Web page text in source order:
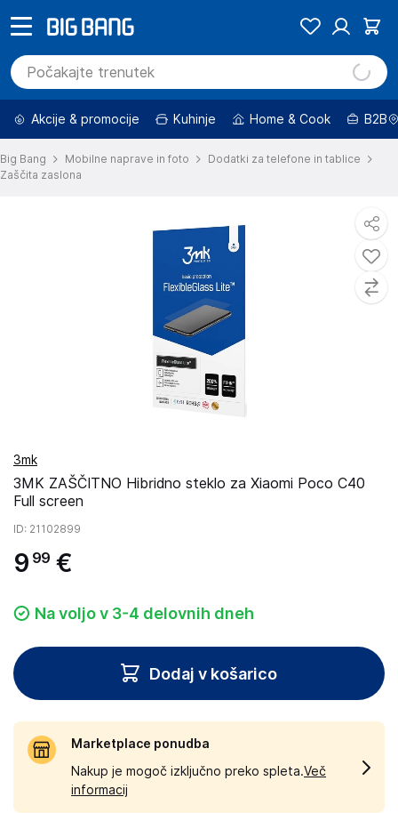
Akcije & promocije Kuhinje Home & Cook B2B
Big Bang Mobilne naprave in foto
Dodatki za telefone in tablice
Zaščita zaslona
3mk
3MK ZAŠČITNO Hibridno steklo za Xiaomi Poco C40
Full screen
ID: 21102899
9 99 €
Na voljo v 3-4 delovnih dneh
Dodaj v košarico
Marketplace ponudba
Nakup je mogoč izključno preko spleta.Več
informacij